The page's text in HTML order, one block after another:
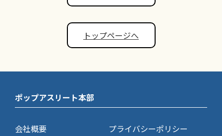
トップページへ
ポップアスリート本部
会社概要
プライバシーポリシー